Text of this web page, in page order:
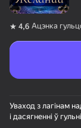
4,6 Ацэнка
Уваход з лагінам
і дасягненні ў гульні